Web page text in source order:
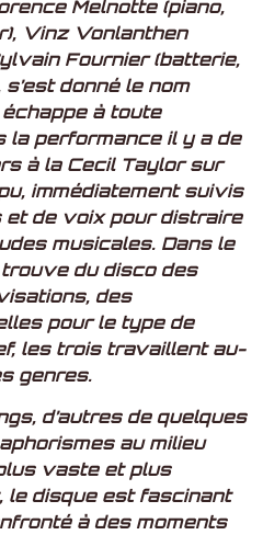
Melnotte (piano,
Vinz Vonlanthen
Fournier (batterie,
donné le nom
échappe à toute
performance il y a de
à la Cecil Taylor sur
immédiatement suivis
de voix pour distraire
musicales. Dans le
du disco des
des
pour le type de
les trois travaillent au-
genres.
d’autres de quelques
au milieu
vaste et plus
le disque est fascinant
à des moments